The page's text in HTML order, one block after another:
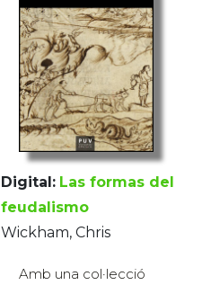
Digital: Las formas del
feudalismo
Wickham, Chris
Amb una col·lecció